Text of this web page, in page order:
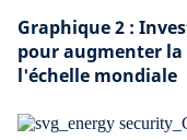
Graphique 2 :
pour augmenter la
l'échelle mondiale